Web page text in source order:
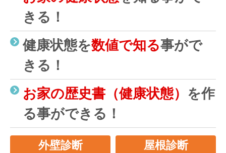
きる！
健康状態を数値で知る事がで
きる！
お家の歴史書（健康状態） を作
る事ができる！
外壁診断
屋根診断